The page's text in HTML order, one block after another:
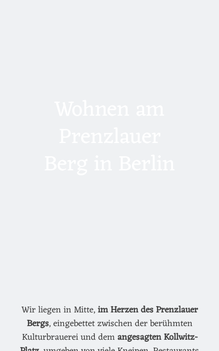
Wir liegen in Mitte,im Herzen des Prenzlauer
Bergs, eingebettet zwischen der berühmten
Kulturbrauerei und demangesagten Kollwitz-